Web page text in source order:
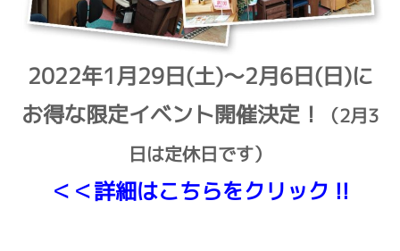
2022年1月29日(土)～2月6日(日)に
お得な限定イベント開催決定！
（2月3
日は定休日です）
＜＜詳細はこちらをクリック !!